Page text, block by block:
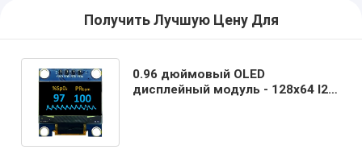
Получить Лучшую Цену Для
0.96 дюймовый OLED
дисплейный модуль - 128x64 I2C,